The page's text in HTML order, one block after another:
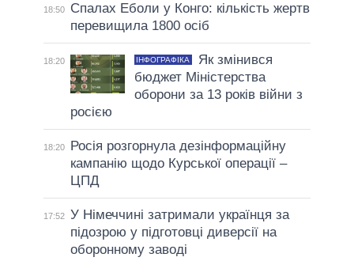
18:50
Спалах Еболи у Конго: кількість жертв
перевищила 1800 осіб
18:20 ІНФОГРАФІКА
Як змінився
бюджет Міністерства
оборони за 13 років війни з
росією
18:20
Росія розгорнула дезінформаційну
кампанію щодо Курської операції –
ЦПД
17:52 У Німеччині затримали українця за
підозрою у підготовці диверсії на
оборонному заводі